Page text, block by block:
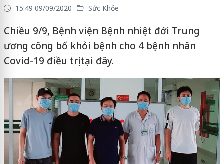
15:49 09/09/2020 Sức Khỏe
Chiều 9/9, Bệnh viện Bệnh nhiệt đới Trung
ương công bố khỏi bệnh cho 4 bệnh nhân
Covid-19 điều trị tại đây.